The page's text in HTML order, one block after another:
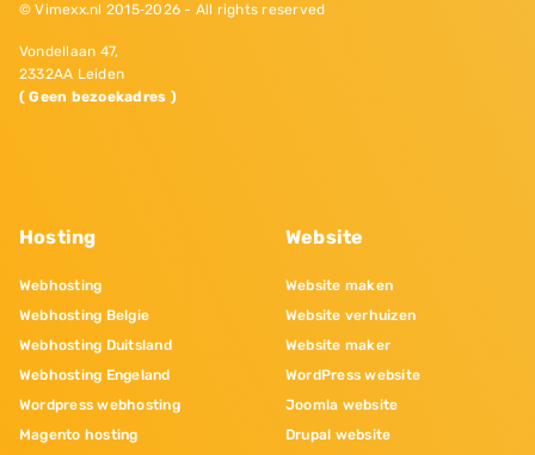
© Vimexx.nl 2015‐2026 - All rights reserved
Vondellaan 47,
2332AA Leiden
( Geen bezoekadres )
Hosting
Webhosting
Webhosting Belgie
Webhosting Duitsland
Webhosting Engeland
Wordpress webhosting
Magento hosting
Website
Website maken
Website verhuizen
Website maker
WordPress website
Joomla website
Drupal website